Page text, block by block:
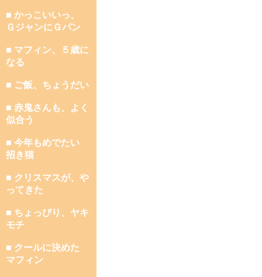
■ かっこいいっ、
ＧジャンにＧパン
■ マフィン、５歳に
なる
■ ご飯、ちょうだい
■ 赤鬼さんも、よく
似合う
■ 今年もめでたい
招き猫
■ クリスマスが、や
ってきた
■ ちょっぴり、ヤキ
モチ
■ クールに決めた
マフィン